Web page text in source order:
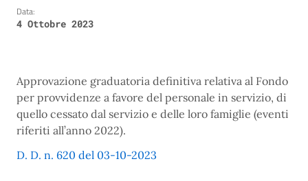
Data:
4 Ottobre 2023
Approvazione graduatoria definitiva relativa al Fondo
per provvidenze a favore del personale in servizio, di
quello cessato dal servizio e delle loro famiglie (eventi
riferiti all’anno 2022).
D. D. n. 620 del 03-10-2023